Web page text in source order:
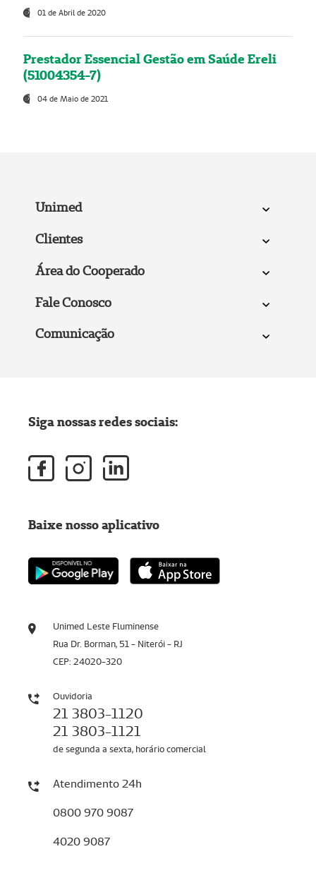
01 de Abril de 2020
Prestador Essencial Gestão em Saúde Ereli
(51004354-7)
04 de Maio de 2021
Unimed
Clientes
Área do Cooperado
Fale Conosco
Comunicação
Unimed Leste Fluminense
Rua Dr. Borman, 51 - Niterói - RJ
CEP: 24020-320
Ouvidoria
21 3803-1120
21 3803-1121
de segunda a sexta, horário comercial
Atendimento 24h
0800 970 9087
4020 9087
Siga nossas redes sociais:
Baixe nosso aplicativo